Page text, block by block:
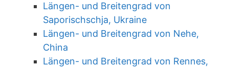
Längen- und Breitengrad von
Saporischschja, Ukraine
Längen- und Breitengrad von Nehe,
China
Längen- und Breitengrad von Rennes,